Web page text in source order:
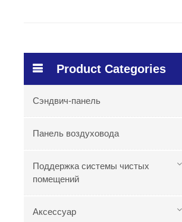
Product Categories
Сэндвич-панель
Панель воздуховода
Поддержка системы чистых
помещений
Аксессуар